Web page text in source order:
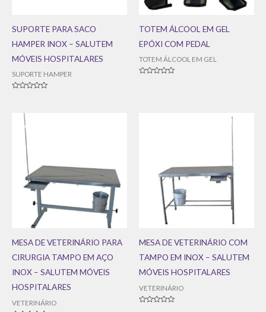
SUPORTE PARA SACO
HAMPER INOX – SALUTEM
MÓVEIS HOSPITALARES
SUPORTE HAMPER
TOTEM ÁLCOOL EM GEL
EPÓXI COM PEDAL
TOTEM ÁLCOOL EM GEL
MESA DE VETERINÁRIO PARA
CIRURGIA TAMPO EM AÇO
INOX – SALUTEM MÓVEIS
HOSPITALARES
VETERINÁRIO
MESA DE VETERINÁRIO COM
TAMPO EM INOX – SALUTEM
MÓVEIS HOSPITALARES
VETERINÁRIO